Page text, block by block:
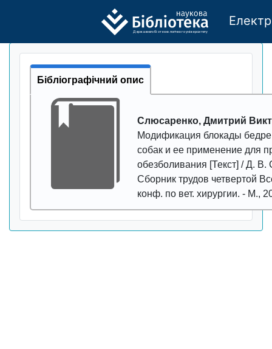
Державного бі отехно логічно го універси тету
Бібліографічний опис
Слюсаренко, Дмитрий
Модификация блокады
собак и ее применение для
обезболивания [Текст] / Д. В.
Сборник трудов четвертой
конф. по вет. хирургии. - М.,